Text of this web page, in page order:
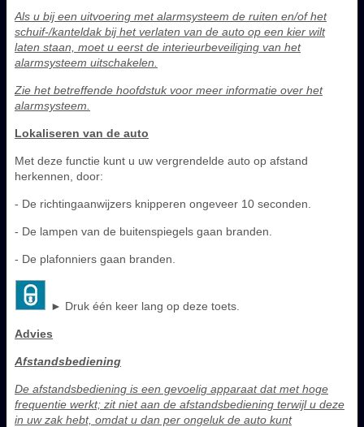
Als u bij een uitvoering met alarmsysteem de ruiten en/of het
schuif-/kanteldak bij het verlaten van de auto op een kier wilt
laten staan, moet u eerst de interieurbeveiliging van het
alarmsysteem uitschakelen.
Zie het betreffende hoofdstuk voor meer informatie over het
alarmsysteem.
Lokaliseren van de auto
Met deze functie kunt u uw vergrendelde auto op afstand
herkennen, door:
- De richtingaanwijzers knipperen ongeveer 10 seconden.
- De lampen van de buitenspiegels gaan branden.
- De plafonniers gaan branden.
► Druk één keer lang op deze toets.
Advies
Afstandsbediening
De afstandsbediening is een gevoelig apparaat dat met hoge
frequentie werkt; zit niet aan de afstandsbediening terwijl u deze
in uw zak hebt, omdat u dan per ongeluk de auto kunt